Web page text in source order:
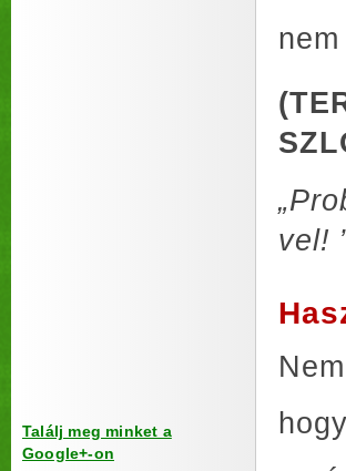
Találj meg minket a
Google+-on
vel!